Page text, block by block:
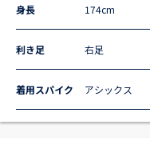
身長 174cm
利き足 右足
着用スパイク アシックス